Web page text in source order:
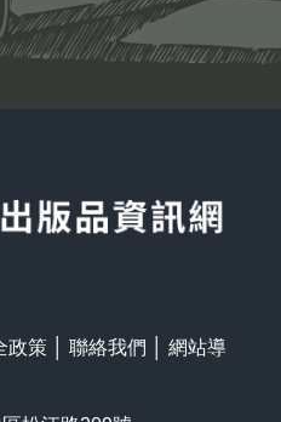
政策 聯絡我們
網站導